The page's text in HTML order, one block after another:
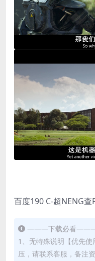
百度190 C-超NENG查
———下载必看
1、无特殊说明【优先
压，请联系客服，备注资